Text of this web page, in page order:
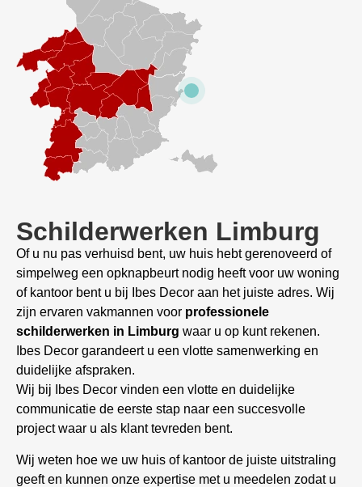
Schilderwerken Limburg
Of u nu pas verhuisd bent, uw huis hebt gerenoveerd of
simpelweg een opknapbeurt nodig heeft voor uw woning
of kantoor bent u bij Ibes Decor aan het juiste adres. Wij
zijn ervaren vakmannen voor professionele
schilderwerken in Limburg waar u op kunt rekenen.
Ibes Decor garandeert u een vlotte samenwerking en
duidelijke afspraken.
Wij bij Ibes Decor vinden een vlotte en duidelijke
communicatie de eerste stap naar een succesvolle
project waar u als klant tevreden bent.
Wij weten hoe we uw huis of kantoor de juiste uitstraling
geeft en kunnen onze expertise met u meedelen zodat u